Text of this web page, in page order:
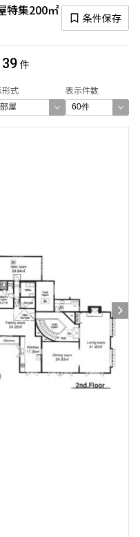
特集200㎡
条件保存
39 件
形式 表示件数
どの絞り込みが